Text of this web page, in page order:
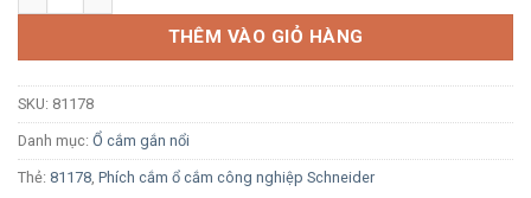
THÊM VÀO GIỎ HÀNG
SKU: 81178
Danh mục: Ổ cắm gắn nổi
Thẻ: 81178 Phích cắm ổ cắm công nghiệp Schneider